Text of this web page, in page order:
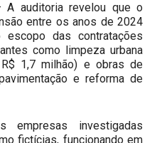
A auditoria revelou que o
entre os anos de 2024
das contratações
como limpeza urbana
1,7 milhão) e obras de
e reforma de
empresas investigadas
fictícias, funcionando em